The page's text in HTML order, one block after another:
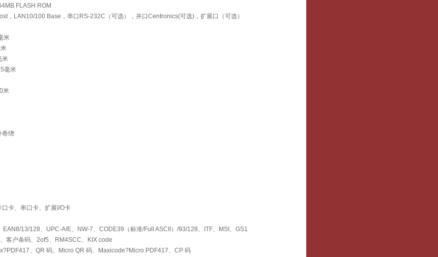
FLASH ROM
，LAN10/100 Base，串口RS-232C（可选），并口Centronics(可选)，扩展口（可选）
米
米
毫米
米
卷绕
卡、串口卡、扩展I/O卡
EAN8/13/128、UPC-A/E、NW-7、CODE39（标准/Full ASCII）/93/128、ITF、MSI、GS1
客户条码、2of5、RM4SCC、KIX code
、QR 码、Micro QR 码、Maxicode?Micro PDF417、CP 码